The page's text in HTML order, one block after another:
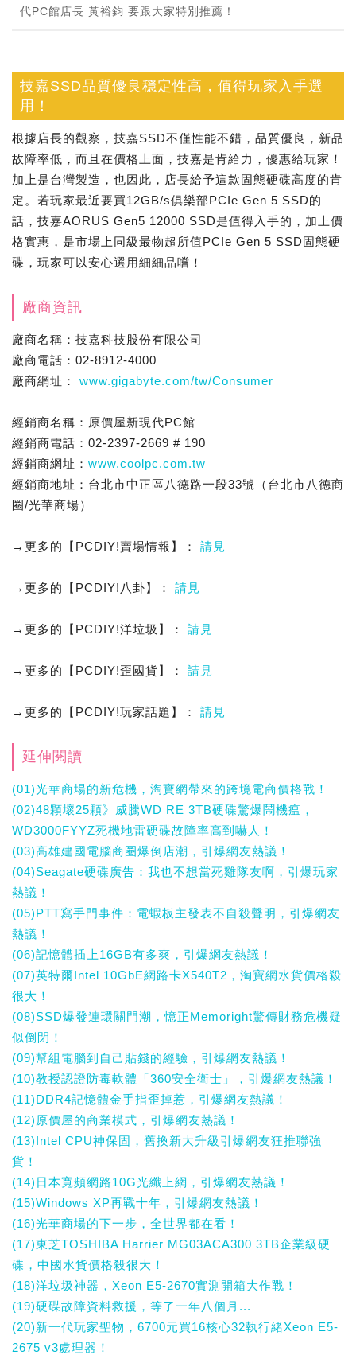
代PC館店長 黃裕鈞 要跟大家特別推薦！
技嘉SSD品質優良穩定性高，值得玩家入手選
用！
根據店長的觀察，技嘉SSD不僅性能不錯，品質優良，新品
故障率低，而且在價格上面，技嘉是肯給力，優惠給玩家！
加上是台灣製造，也因此，店長給予這款固態硬碟高度的肯
定。若玩家最近要買12GB/s俱樂部PCIe Gen 5 SSD的
話，技嘉AORUS Gen5 12000 SSD是值得入手的，加上價
格實惠，是市場上同級最物超所值PCIe Gen 5 SSD固態硬
碟，玩家可以安心選用細細品嚐！
廠商資訊
廠商名稱：技嘉科技股份有限公司
廠商電話：02-8912-4000
廠商網址： www.gigabyte.com/tw/Consumer
經銷商名稱：原價屋新現代PC館
經銷商電話：02-2397-2669 # 190
經銷商網址： www.coolpc.com.tw
經銷商地址：台北市中正區八德路一段33號（台北市八德商
圈/光華商場）
→更多的【PCDIY!賣場情報】： 請見
→更多的【PCDIY!八卦】： 請見
→更多的【PCDIY!洋垃圾】： 請見
→更多的【PCDIY!歪國貨】： 請見
→更多的【PCDIY!玩家話題】： 請見
延伸閱讀
(01)光華商場的新危機，淘寶網帶來的跨境電商價格戰！
(02)48顆壞25顆》威騰WD RE 3TB硬碟驚爆鬧機瘟，
WD3000FYYZ死機地雷硬碟故障率高到嚇人！
(03)高雄建國電腦商圈爆倒店潮，引爆網友熱議！
(04)Seagate硬碟廣告：我也不想當死雞隊友啊，引爆玩家
熱議！
(05)PTT寫手門事件：電蝦板主發表不自殺聲明，引爆網友
熱議！
(06)記憶體插上16GB有多爽，引爆網友熱議！
(07)英特爾Intel 10GbE網路卡X540T2，淘寶網水貨價格殺
很大！
(08)SSD爆發連環關門潮，憶正Memoright驚傳財務危機疑
似倒閉！
(09)幫組電腦到自己貼錢的經驗，引爆網友熱議！
(10)教授認證防毒軟體「360安全衛士」，引爆網友熱議！
(11)DDR4記憶體金手指歪掉惹，引爆網友熱議！
(12)原價屋的商業模式，引爆網友熱議！
(13)Intel CPU神保固，舊換新大升級引爆網友狂推聯強
貨！
(14)日本寬頻網路10G光纖上網，引爆網友熱議！
(15)Windows XP再戰十年，引爆網友熱議！
(16)光華商場的下一步，全世界都在看！
(17)東芝TOSHIBA Harrier MG03ACA300 3TB企業級硬
碟，中國水貨價格殺很大！
(18)洋垃圾神器，Xeon E5-2670實測開箱大作戰！
(19)硬碟故障資料救援，等了一年八個月...
(20)新一代玩家聖物，6700元買16核心32執行緒Xeon E5-
2675 v3處理器！